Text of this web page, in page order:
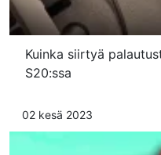
Kuinka siirtyä
S20:ssa
02 kesä 2023